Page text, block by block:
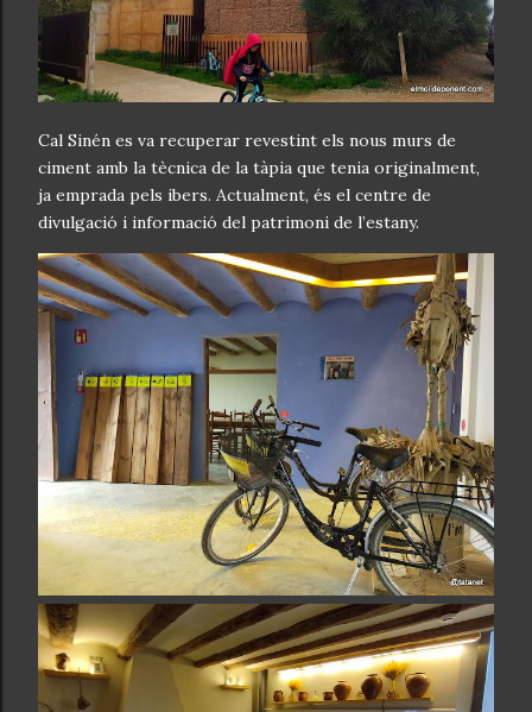
Cal Sinén es va recuperar revestint els nous murs de
ciment amb la tècnica de la tàpia que tenia originalment,
ja emprada pels ibers. Actualment, és el centre de
divulgació i informació del patrimoni de l’estany.